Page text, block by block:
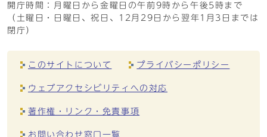
開庁時間：月曜日から金曜日の午前9時から午後5時まで
（土曜日・日曜日、祝日、12月29日から翌年1月3日までは
閉庁）
このサイトについて プライバシーポリシー
ウェブアクセシビリティへの対応
著作権・リンク・免責事項
お問い合わせ窓口一覧